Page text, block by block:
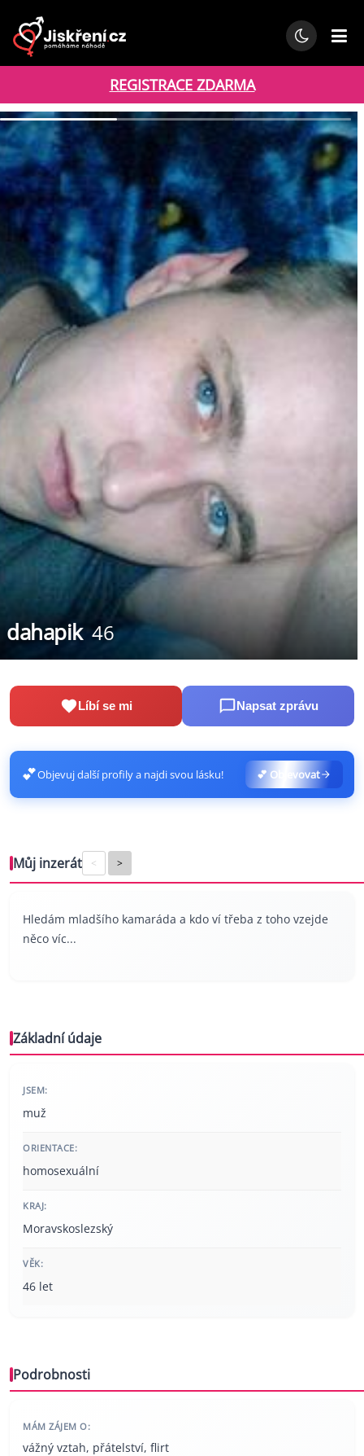
REGISTRACE ZDARMA
dahapik 46
Líbí se mi Napsat zprávu
💕Objevuj další profily a najdi svou lásku! 💕 Objevovat
Můj inzerát < >
Hledám mladšího kamaráda a kdo ví třeba z toho vzejde
něco víc...
Základní údaje
JSEM:
muž
ORIENTACE:
homosexuální
KRAJ:
Moravskoslezský
VĚK:
46 let
Podrobnosti
MÁM ZÁJEM O:
vážný vztah, přátelství, flirt